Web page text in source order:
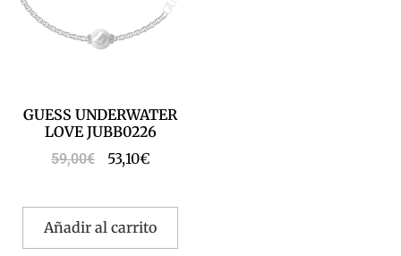
GUESS UNDERWATER
LOVE JUBB0226
59,00€ 53,10€
Añadir al carrito